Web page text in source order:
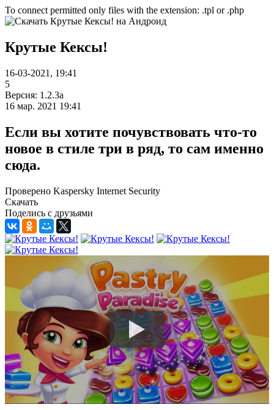
To connect permitted only files with the extension: .tpl or .php
Крутые Кексы!
16-03-2021, 19:41
5
Версия: 1.2.3a
16 мар. 2021 19:41
Если вы хотите почувствовать что-то
новое в стиле три в ряд, то сам именно
сюда.
Проверено Kaspersky Internet Security
Скачать
Поделись с друзьями